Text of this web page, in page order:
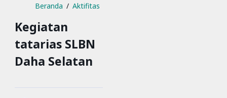
Beranda Aktifitas
Kegiatan
tatarias SLBN
Daha Selatan